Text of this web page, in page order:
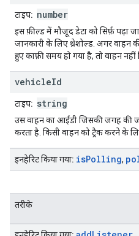
टाइप: number
इस फ़ील्ड में मौजूद डेटा को सिर्फ़ पढ़ा
जानकारी के लिए थ्रेशोल्ड. अगर वाहन
हुए काफ़ी समय हो गया है, तो वाहन नहीं
vehicleId
टाइप: string
उस वाहन का आईडी जिसकी जगह की
करता है. किसी वाहन को ट्रैक करने के
इनहेरिट किया गया: isPolling,
तरीके